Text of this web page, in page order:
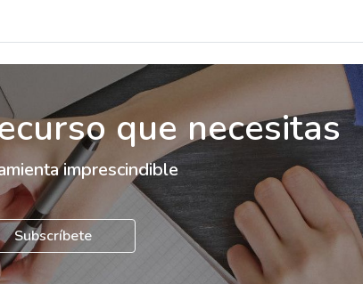
que necesitas
imprescindible
Subscríbete